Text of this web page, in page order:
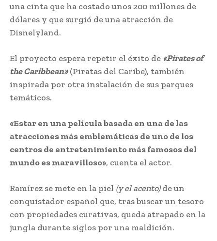
una cinta que ha costado unos 200 millones de
dólares y que surgió de una atracción de
Disnelyland.
El proyecto espera repetir el éxito de «Pirates of
the Caribbean»(Piratas del Caribe), también
inspirada por otra instalación de sus parques
temáticos.
«Estar en una película basada en una de las
atracciones más emblemáticas de uno de los
centros de entretenimiento más famosos del
mundo es maravilloso», cuenta el actor.
Ramírez se mete en la piel (y el acento)de un
conquistador español que, tras buscar un tesoro
con propiedades curativas, queda atrapado en la
jungla durante siglos por una maldición.